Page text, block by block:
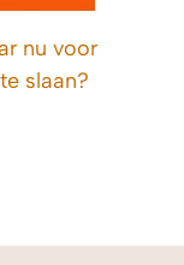
nu voor
slaan?